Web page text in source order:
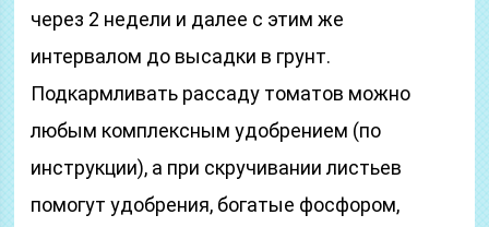
через 2 недели и далее с этим же
интервалом до высадки в грунт.
Подкармливать рассаду томатов можно
любым комплексным удобрением (по
инструкции), а при скручивании листьев
помогут удобрения, богатые фосфором,